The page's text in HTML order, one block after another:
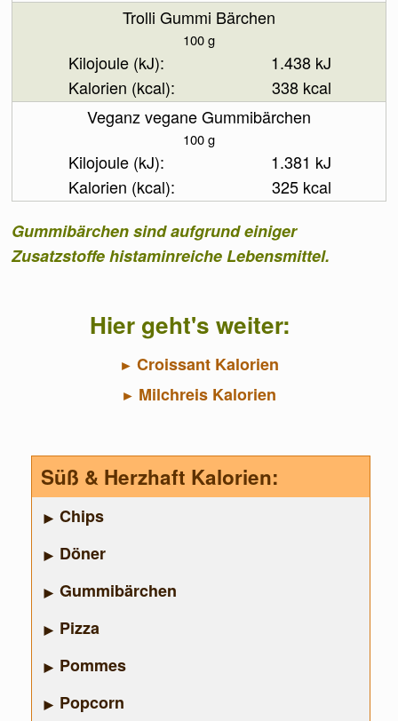
Trolli Gummi Bärchen
100 g
1.438 kJ
338 kcal
Veganz vegane Gummibärchen
100 g
1.381 kJ
325 kcal
Gummibärchen sind aufgrund einiger
Zusatzstoffe histaminreiche Lebensmittel.
Hier geht's weiter:
Croissant Kalorien
Milchreis Kalorien
Süß & Herzhaft Kalorien:
Chips
Döner
Gummibärchen
Pizza
Pommes
Popcorn